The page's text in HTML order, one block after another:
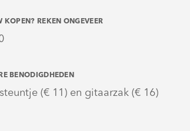
KOPEN? REKEN ONGEVEER
BENODIGDHEDEN
(€ 11) en gitaarzak (€ 16)